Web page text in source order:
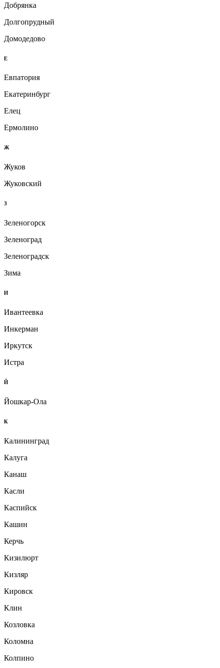
Добрянка
Долгопрудный
Домодедово
Е
Евпатория
Екатеринбург
Елец
Ермолино
Ж
Жуков
Жуковский
З
Зеленогорск
Зеленоград
Зеленоградск
Зима
И
Ивантеевка
Инкерман
Иркутск
Истра
Й
Йошкар-Ола
К
Калининград
Калуга
Канаш
Касли
Каспийск
Кашин
Керчь
Кизилюрт
Кизляр
Кировск
Клин
Козловка
Коломна
Колпино